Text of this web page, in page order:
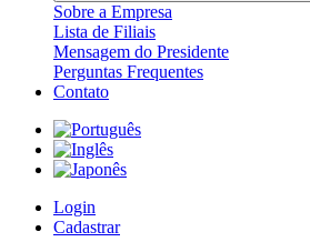
Sobre a Empresa
Lista de Filiais
Mensagem do Presidente
Perguntas Frequentes
Contato
Login
Cadastrar